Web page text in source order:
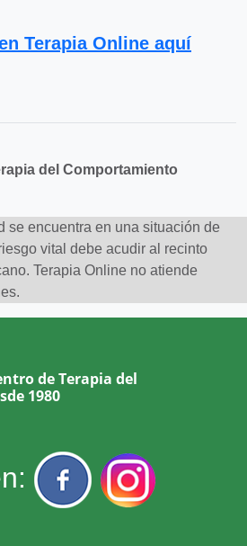
Terapia Online aquí
del Comportamiento
se encuentra en una situación de
vital debe acudir al recinto
Terapia Online no atiende
de Terapia del
1980